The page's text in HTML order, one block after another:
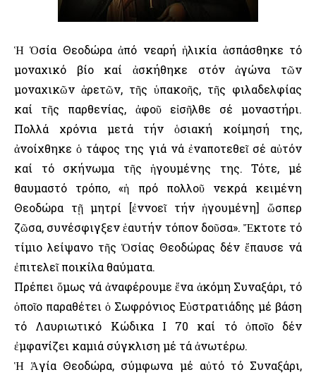
Ἡ Ὁσία Θεοδώρα ἀπό νεαρή ἡλικία ἀσπάσθηκε τό
μοναχικό βίο καί ἀσκήθηκε στόν ἀγώνα τῶν
μοναχικῶν ἀρετῶν, τῆς ὑπακοῆς, τῆς φιλαδελφίας
καί τῆς παρθενίας, ἀφοῦ εἰσῆλθε σέ μοναστήρι.
Πολλά χρόνια μετά τήν ὁσιακή κοίμησή της,
ἀνοίχθηκε ὁ τάφος της γιά νά ἐναποτεθεῖ σέ αὐτόν
καί τό σκήνωμα τῆς ἡγουμένης της. Τότε, μέ
θαυμαστό τρόπο, «ἡ πρό πολλοῦ νεκρά κειμένη
Θεοδώρα τῇ μητρί [ἐννοεῖ τήν ἡγουμένη] ὥσπερ
ζῶσα, συνέσφιγξεν ἑαυτήν τόπον δοῦσα». Ἔκτοτε τό
τίμιο λείψανο τῆς Ὁσίας Θεοδώρας δέν ἔπαυσε νά
ἐπιτελεῖ ποικίλα θαύματα.
Πρέπει ὅμως νά ἀναφέρουμε ἕνα ἀκόμη Συναξάρι, τό
ὁποῖο παραθέτει ὁ Σωφρόνιος Εὐστρατιάδης μέ βάση
τό Λαυριωτικό Κώδικα Ι 70 καί τό ὁποῖο δέν
ἐμφανίζει καμιά σύγκλιση μέ τά ἀνωτέρω.
Ἡ Ἁγία Θεοδώρα, σύμφωνα μέ αὐτό τό Συναξάρι,